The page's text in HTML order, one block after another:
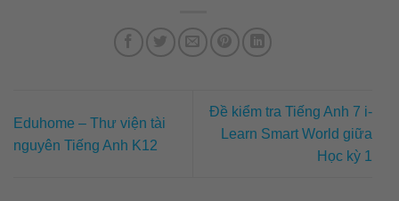
Eduhome – Thư viện tài
nguyên Tiếng Anh K12
Đề kiểm tra Tiếng Anh 7 i-
Learn Smart World giữa
Học kỳ 1